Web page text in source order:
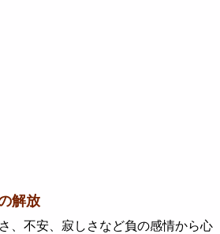
解放
、不安、寂しさなど負の感情から心